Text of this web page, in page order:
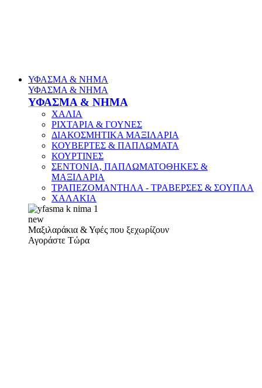
ΥΦΑΣΜΑ & ΝΗΜΑ
ΥΦΑΣΜΑ & ΝΗΜΑ
ΥΦΑΣΜΑ & ΝΗΜΑ
ΧΑΛΙΑ
ΡΙΧΤΑΡΙΑ & ΓΟΥΝΕΣ
ΔΙΑΚΟΣΜΗΤΙΚΑ ΜΑΞΙΛΑΡΙΑ
ΚΟΥΒΕΡΤΕΣ & ΠΑΠΛΩΜΑΤΑ
ΚΟΥΡΤΙΝΕΣ
ΣΕΝΤΟΝΙΑ, ΠΑΠΛΩΜΑΤΟΘΗΚΕΣ &
ΜΑΞΙΛΑΡΙΑ
ΤΡΑΠΕΖΟΜΑΝΤΗΛΑ - ΤΡΑΒΕΡΣΕΣ & ΣΟΥΠΛΑ
ΧΑΛΑΚΙΑ
new
Μαξιλαράκια & Υφές που ξεχωρίζουν
Αγοράστε Τώρα